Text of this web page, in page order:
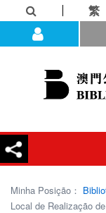
繁
Minha Posição：
Local de Realização